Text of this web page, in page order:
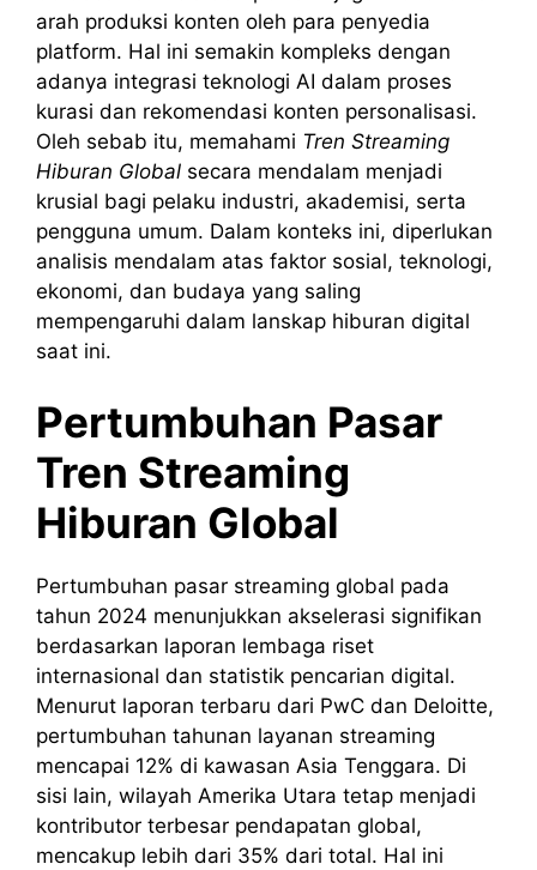
arah produksi konten oleh para penyedia
platform. Hal ini semakin kompleks dengan
adanya integrasi teknologi AI dalam proses
kurasi dan rekomendasi konten personalisasi.
Oleh sebab itu, memahami Tren Streaming
Hiburan Global secara mendalam menjadi
krusial bagi pelaku industri, akademisi, serta
pengguna umum. Dalam konteks ini, diperlukan
analisis mendalam atas faktor sosial, teknologi,
ekonomi, dan budaya yang saling
mempengaruhi dalam lanskap hiburan digital
saat ini.
Pertumbuhan Pasar
Tren Streaming
Hiburan Global
Pertumbuhan pasar streaming global pada
tahun 2024 menunjukkan akselerasi signifikan
berdasarkan laporan lembaga riset
internasional dan statistik pencarian digital.
Menurut laporan terbaru dari PwC dan Deloitte,
pertumbuhan tahunan layanan streaming
mencapai 12% di kawasan Asia Tenggara. Di
sisi lain, wilayah Amerika Utara tetap menjadi
kontributor terbesar pendapatan global,
mencakup lebih dari 35% dari total. Hal ini